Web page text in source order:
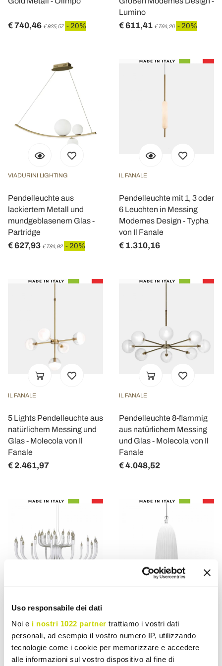
Uso responsabile dei dati
Noi e i nostri 1022 partner trattiamo i vostri dati
personali, ad esempio il vostro numero IP, utilizzando
tecnologie come i cookie per memorizzare e accedere
alle informazioni sul vostro dispositivo al fine di
€ 740,46 € 925,57 - 20%
Lumino
€ 611,41 € 764,26 - 20%
VIADURINI LIGHTING
Pendelleuchte aus
lackiertem Metall und
mundgeblasenem Glas -
Partridge
€ 627,93 € 784,92 - 20%
IL FANALE
Pendelleuchte mit 1, 3 oder
6 Leuchten in Messing
Modernes Design - Typha
von Il Fanale
€ 1.310,16
IL FANALE
5 Lights Pendelleuchte aus
natürlichem Messing und
Glas - Molecola von Il
Fanale
€ 2.461,97
IL FANALE
Pendelleuchte 8-flammig
aus natürlichem Messing
und Glas - Molecola von Il
Fanale
€ 4.048,52
Aufhängungsleuchter mit
16 oder 32 Lichtern aus
weißem oder schwarzem
Hängelampe in glänzend
weißer Keramik in 4
Formen - Oase